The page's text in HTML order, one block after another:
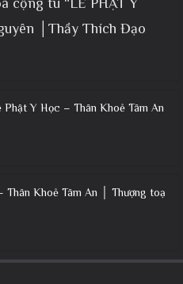
│Thầy Thích Đạo
Phật Y Học – Thân Khoẻ Tâm An
Khoẻ Tâm An │ Thượng toạ